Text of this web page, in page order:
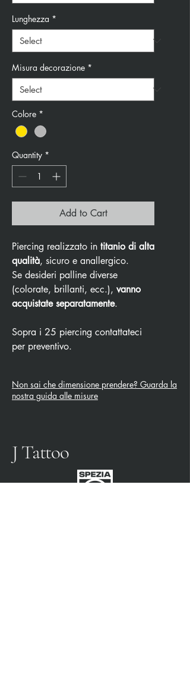
Lunghezza *
Misura decorazione *
Colore *
Quantity *
Add to Cart
Piercing realizzato in titanio di alta
qualità, sicuro e anallergico.
Se desideri palline diverse
(colorate, brillanti, ecc.), vanno
acquistate separatamente.
Sopra i 25 piercing contattateci
per preventivo.
Non sai che dimensione prendere? Guarda la
nostra guida alle misure
J Tattoo